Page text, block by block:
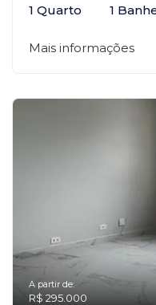
1 Quarto 1
Mais informações
A partir de:
R$ 295.000